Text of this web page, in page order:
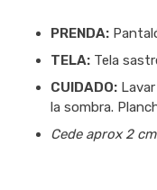
PRENDA:
TELA: Tela
CUIDADO:
la sombra.
Cede aprox 2